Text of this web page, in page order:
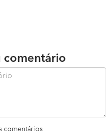
comentário
comentários